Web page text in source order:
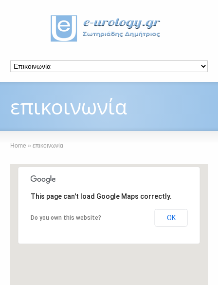
επικοινωνία
Home » επικοινωνία
This page can't load Google Maps correctly.
Do you own this website? OK